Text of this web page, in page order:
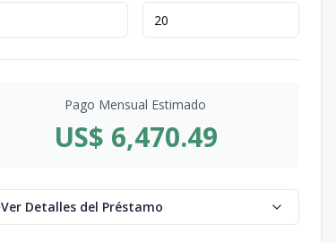
Pago Mensual Estimado
US$ 6,470.49
Ver Detalles del Préstamo